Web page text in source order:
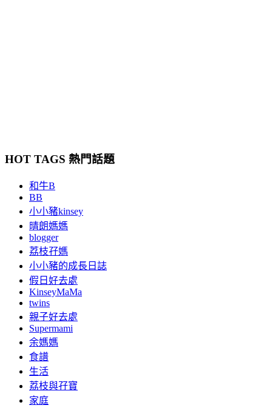
HOT TAGS 熱門話題
和牛B
BB
小小豬kinsey
晴朗媽媽
blogger
荔枝孖媽
小小豬的成長日誌
假日好去處
KinseyMaMa
twins
親子好去處
Supermami
余媽媽
食譜
生活
荔枝與孖寶
家庭